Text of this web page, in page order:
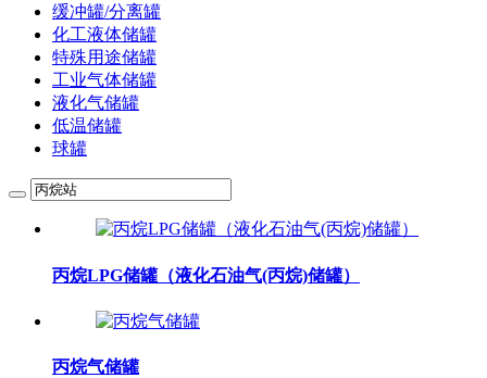
缓冲罐/分离罐
化工液体储罐
特殊用途储罐
工业气体储罐
液化气储罐
低温储罐
球罐
丙烷LPG储罐（液化石油气(丙烷)储罐）
丙烷气储罐